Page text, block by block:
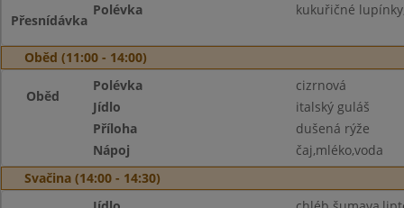
Přesnídávka
Polévka kukuřičné
Oběd (11:00 - 14:00)
Oběd
Polévka
cizrnová
Jídlo
italský guláš
Příloha
dušená rýže
Nápoj
čaj,mléko,voda
Svačina (14:00 - 14:30)